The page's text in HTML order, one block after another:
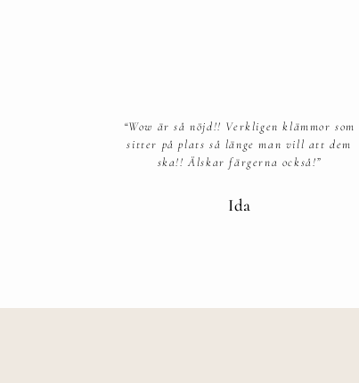
“Wow är så nöjd!! Verkligen klämmor som
sitter på plats så länge man vill att dem
ska!! Älskar färgerna också!”​
Ida